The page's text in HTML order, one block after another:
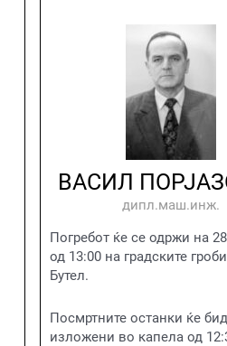
ВАСИЛ
дипл.маш.инж.
Погребот ќе се одржи на
од 13:00 на градските
Бутел.
Посмртните останки ќе
изложени во капела од